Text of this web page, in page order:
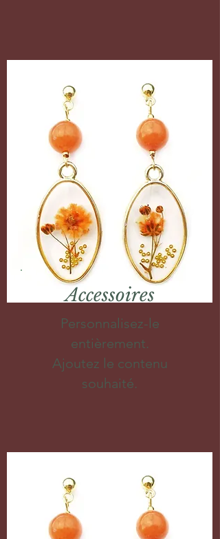
Accessoires
Personnalisez-le
entièrement.
Ajoutez le contenu
souhaité.